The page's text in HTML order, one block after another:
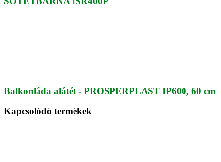
Balkonláda alátét - PROSPERPLAST IP600, 60 cm
Kapcsolódó termékek